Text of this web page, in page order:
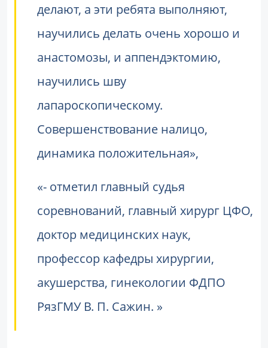
делают, а эти ребята выполняют,
научились делать очень хорошо и
анастомозы, и аппендэктомию,
научились шву
лапароскопическому.
Совершенствование налицо,
динамика положительная»,
- отметил главный судья
соревнований, главный хирург ЦФО,
доктор медицинских наук,
профессор кафедры хирургии,
акушерства, гинекологии ФДПО
РязГМУ В. П. Сажин.